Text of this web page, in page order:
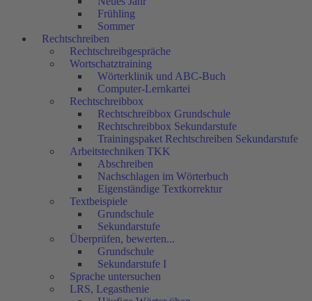
Frühling
Sommer
Rechtschreiben
Rechtschreibgespräche
Wortschatztraining
Wörterklinik und ABC-Buch
Computer-Lernkartei
Rechtschreibbox
Rechtschreibbox Grundschule
Rechtschreibbox Sekundarstufe
Trainingspaket Rechtschreiben Sekundarstufe
Arbeitstechniken TKK
Abschreiben
Nachschlagen im Wörterbuch
Eigenständige Textkorrektur
Textbeispiele
Grundschule
Sekundarstufe
Überprüfen, bewerten...
Grundschule
Sekundarstufe I
Sprache untersuchen
LRS, Legasthenie